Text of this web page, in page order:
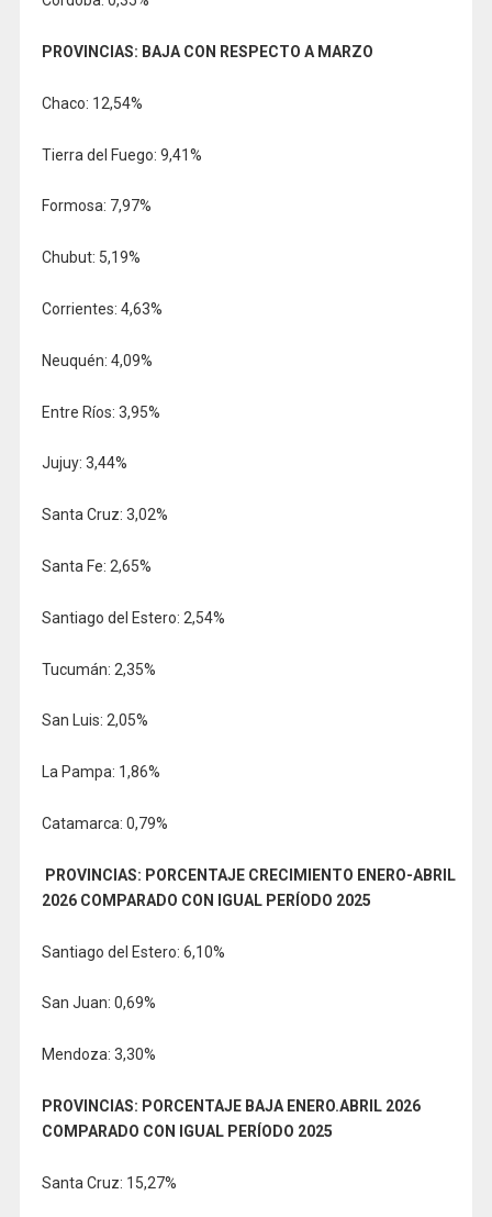
PROVINCIAS: BAJA CON RESPECTO A MARZO
Chaco: 12,54%
Tierra del Fuego: 9,41%
Formosa: 7,97%
Chubut: 5,19%
Corrientes: 4,63%
Neuquén: 4,09%
Entre Ríos: 3,95%
Jujuy: 3,44%
Santa Cruz: 3,02%
Santa Fe: 2,65%
Santiago del Estero: 2,54%
Tucumán: 2,35%
San Luis: 2,05%
La Pampa: 1,86%
Catamarca: 0,79%
PROVINCIAS: PORCENTAJE CRECIMIENTO ENERO-ABRIL
2026 COMPARADO CON IGUAL PERÍODO 2025
Santiago del Estero: 6,10%
San Juan: 0,69%
Mendoza: 3,30%
PROVINCIAS: PORCENTAJE BAJA ENERO.ABRIL 2026
COMPARADO CON IGUAL PERÍODO 2025
Santa Cruz: 15,27%